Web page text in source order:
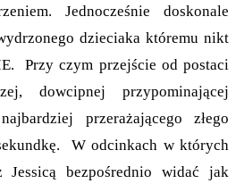
Jednocześnie doskonale
dzieciaka któremu nikt
Przy czym przejście od postaci
dowcipnej przypominającej
przerażającego złego
W odcinkach w których
bezpośrednio widać jak